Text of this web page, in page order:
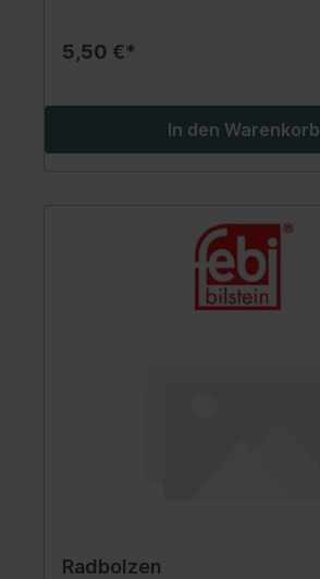
5,50 €*
In den Warenkorb
Radbolzen